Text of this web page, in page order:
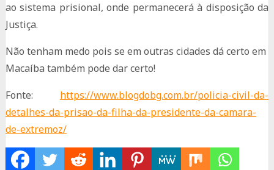
ao sistema prisional, onde permanecerá à disposição da
Justiça.
Não tenham medo pois se em outras cidades dá certo em
Macaíba também pode dar certo!
Fonte: https://www.blogdobg.com.br/policia-civil-da-
detalhes-da-prisao-da-filha-da-presidente-da-camara-
de-extremoz/